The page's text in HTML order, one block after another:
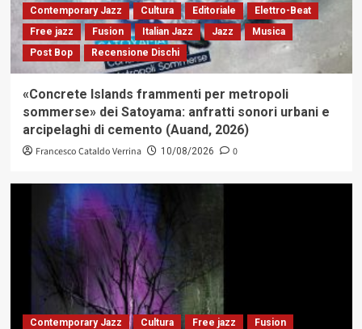
Contemporary Jazz Cultura Editoriale
Elettro-Beat
Free jazz
Fusion Italian Jazz Jazz
Musica
Post Bop
Recensione Dischi
«Concrete Islands frammenti per metropoli
sommerse» dei Satoyama: anfratti sonori urbani e
arcipelaghi di cemento (Auand, 2026)
Francesco Cataldo Verrina 10/08/2026 0
Contemporary Jazz Cultura Free jazz
Fusion